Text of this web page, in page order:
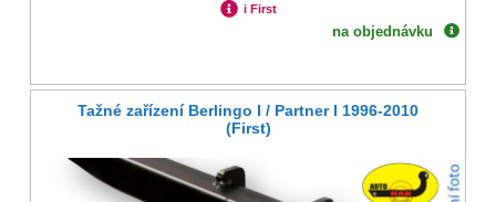
i First
na objednávku
Tažné zařízení Berlingo I / Partner I 1996-2010
(First)